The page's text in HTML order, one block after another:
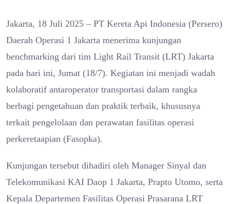
Jakarta, 18 Juli 2025 – PT Kereta Api Indonesia (Persero)
Daerah Operasi 1 Jakarta menerima kunjungan
benchmarking dari tim Light Rail Transit (LRT) Jakarta
pada hari ini, Jumat (18/7). Kegiatan ini menjadi wadah
kolaboratif antaroperator transportasi dalam rangka
berbagi pengetahuan dan praktik terbaik, khususnya
terkait pengelolaan dan perawatan fasilitas operasi
perkeretaapian (Fasopka).
Kunjungan tersebut dihadiri oleh Manager Sinyal dan
Telekomunikasi KAI Daop 1 Jakarta, Prapto Utomo, serta
Kepala Departemen Fasilitas Operasi Prasarana LRT